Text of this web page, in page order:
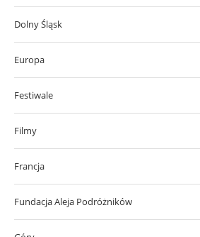
Dolny Śląsk
Europa
Festiwale
Filmy
Francja
Fundacja Aleja Podróżników